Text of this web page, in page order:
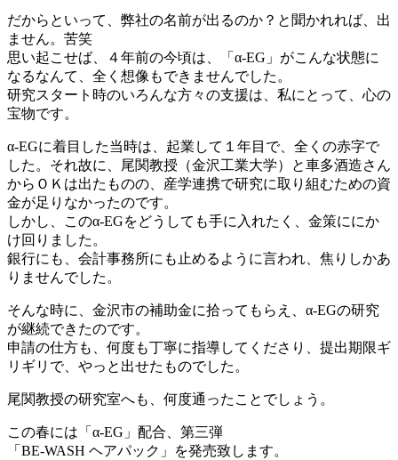
だからといって、弊社の名前が出るのか？と聞かれれば、出
ません。苦笑
思い起こせば、４年前の今頃は、「α-EG」がこんな状態に
なるなんて、全く想像もできませんでした。
研究スタート時のいろんな方々の支援は、私にとって、心の
宝物です。
α-EGに着目した当時は、起業して１年目で、全くの赤字で
した。それ故に、尾関教授（金沢工業大学）と車多酒造さん
からＯＫは出たものの、産学連携で研究に取り組むための資
金が足りなかったのです。
しかし、このα-EGをどうしても手に入れたく、金策ににか
け回りました。
銀行にも、会計事務所にも止めるように言われ、焦りしかあ
りませんでした。
そんな時に、金沢市の補助金に拾ってもらえ、α-EGの研究
が継続できたのです。
申請の仕方も、何度も丁寧に指導してくださり、提出期限ギ
リギリで、やっと出せたものでした。
尾関教授の研究室へも、何度通ったことでしょう。
この春には「α-EG」配合、第三弾
「BE-WASH ヘアパック」を発売致します。